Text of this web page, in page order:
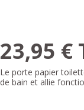
23,95 €
Le porte papier
de bain et allie